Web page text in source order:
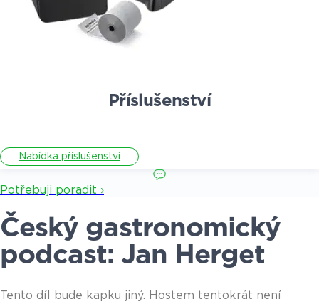
Příslušenství
Nabídka příslušenství
Potřebuji poradit ›
Český gastronomický
podcast: Jan Herget
Tento díl bude kapku jiný. Hostem tentokrát není